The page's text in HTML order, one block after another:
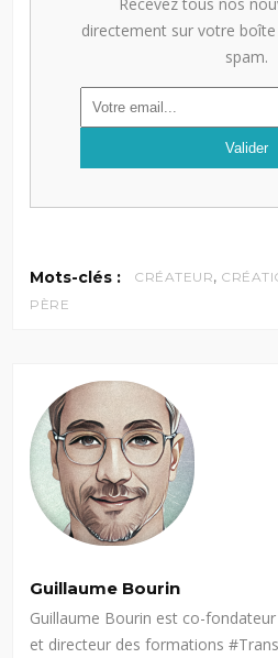
directement sur votre
spam.
Mots-clés : CRÉATEUR,
PÈRE
Guillaume Bourin
Guillaume Bourin est co-
et directeur des formations